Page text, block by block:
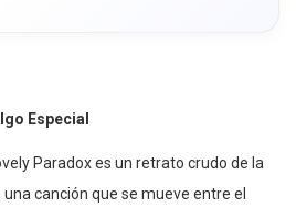
Especial
Paradox es un retrato crudo de la
canción que se mueve entre el